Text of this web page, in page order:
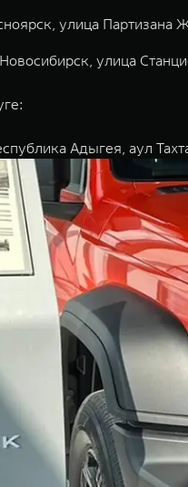
улица Партизана
улица
Адыгея, аул